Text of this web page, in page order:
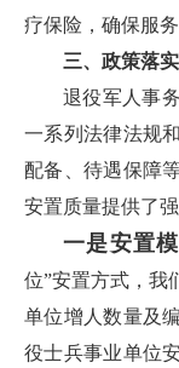
疗保险，确保服
三、政策落
退役军人事
一系列法律法规
配备、待遇保障
安置质量提供了
一是安置
位”安置方式，我
单位增人数量及
役士兵事业单位